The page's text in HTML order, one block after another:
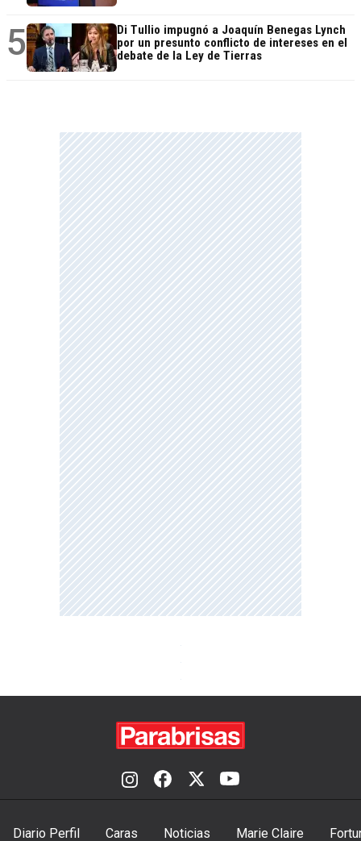
5
Di Tullio impugnó a Joaquín Benegas Lynch
por un presunto conflicto de intereses en el
debate de la Ley de Tierras
Diario Perfil Caras Noticias Marie Claire